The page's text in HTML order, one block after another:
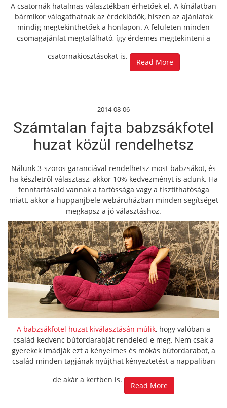
A csatornák hatalmas választékban érhetőek el. A kínálatban
bármikor válogathatnak az érdeklődők, hiszen az ajánlatok
mindig megtekinthetőek a honlapon. A felületen minden
csomagajánlat megtalálható, így érdemes megtekinteni a
csatornakiosztásokat is.
Read More
2014-08-06
Számtalan fajta babzsákfotel
huzat közül rendelhetsz
Nálunk 3-szoros garanciával rendelhetsz most babzsákot, és
ha készletről választasz, akkor 10% kedvezményt is adunk. Ha
fenntartásaid vannak a tartóssága vagy a tisztíthatósága
miatt, akkor a huppanjbele webáruházban minden segítséget
megkapsz a jó választáshoz.
A babzsákfotel huzat kiválasztásán múlik, hogy valóban a
család kedvenc bútordarabját rendeled-e meg. Nem csak a
gyerekek imádják ezt a kényelmes és mókás bútordarabot, a
család minden tagjának nyújthat kényeztetést a nappaliban
de akár a kertben is.
Read More